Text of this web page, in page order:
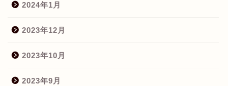
2024年1月
2023年12月
2023年10月
2023年9月